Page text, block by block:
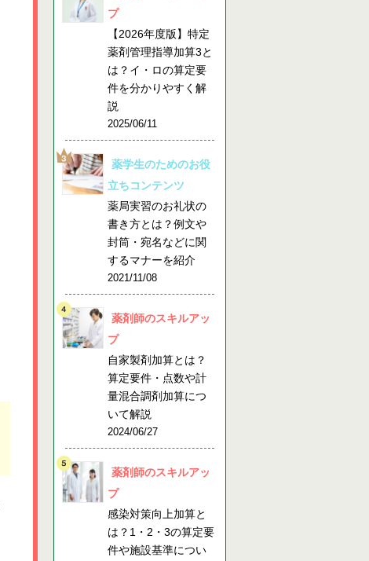
プ
【2026年度版】特定
薬剤管理指導加算3と
は？イ・ロの算定要
件を分かりやすく解
説
2025/06/11
薬学生のためのお役
立ちコンテンツ
薬局実習のお礼状の
書き方とは？例文や
封筒・宛名などに関
するマナーを紹介
2021/11/08
薬剤師のスキルアッ
プ
自家製剤加算とは？
算定要件・点数や計
量混合調剤加算につ
いて解説
2024/06/27
薬剤師のスキルアッ
プ
感染対策向上加算と
は？1・2・3の算定要
件や施設基準につい